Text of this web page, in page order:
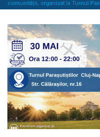
comunității, organizat la Turnul